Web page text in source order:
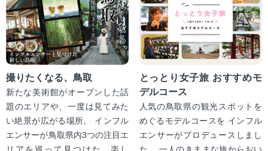
撮りたくなる、鳥取
新たな美術館がオープンした話
題のエリアや、一度は見てみた
い絶景が広がる場所。 インフル
エンサーが鳥取県内3つの注目エ
とっとり女子旅 おすすめモ
デルコース
人気の鳥取県の観光スポットを
めぐるモデルコースを インフル
エンサーがプロデュースしまし